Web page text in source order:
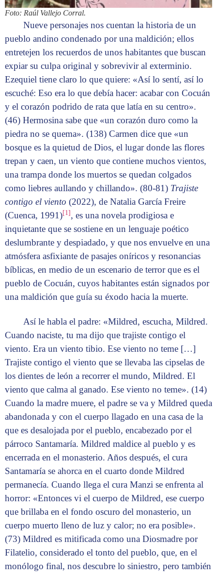
Foto: Raúl Vallejo Corral.
Nueve personajes nos cuentan la historia de un
pueblo andino condenado por una maldición; ellos
entretejen los recuerdos de unos habitantes que buscan
expiar su culpa original y sobrevivir al exterminio.
Ezequiel tiene claro lo que quiere: «Así lo sentí, así lo
escuché: Eso era lo que debía hacer: acabar con Cocuán
y el corazón podrido de rata que latía en su centro».
(46) Hermosina sabe que «un corazón duro como la
piedra no se quema». (138) Carmen dice que «un
bosque es la quietud de Dios, el lugar donde las flores
trepan y caen, un viento que contiene muchos vientos,
una trampa donde los muertos se quedan colgados
como liebres aullando y chillando». (80-81) Trajiste
contigo el viento (2022), de Natalia García Freire
(Cuenca, 1991)[1], es una novela prodigiosa e
inquietante que se sostiene en un lenguaje poético
deslumbrante y despiadado, y que nos envuelve en una
atmósfera asfixiante de pasajes oníricos y resonancias
bíblicas, en medio de un escenario de terror que es el
pueblo de Cocuán, cuyos habitantes están signados por
una maldición que guía su éxodo hacia la muerte.
Así le habla el padre: «Mildred, escucha, Mildred.
Cuando naciste, tu ma dijo que trajiste contigo el
viento. Era un viento tibio. Ese viento no teme […]
Trajiste contigo el viento que se llevaba las cipselas de
los dientes de león a recorrer el mundo, Mildred. El
viento que calma al ganado. Ese viento no teme». (14)
Cuando la madre muere, el padre se va y Mildred queda
abandonada y con el cuerpo llagado en una casa de la
que es desalojada por el pueblo, encabezado por el
párroco Santamaría. Mildred maldice al pueblo y es
encerrada en el monasterio. Años después, el cura
Santamaría se ahorca en el cuarto donde Mildred
permanecía. Cuando llega el cura Manzi se enfrenta al
horror: «Entonces vi el cuerpo de Mildred, ese cuerpo
que brillaba en el fondo oscuro del monasterio, un
cuerpo muerto lleno de luz y calor; no era posible».
(73) Mildred es mitificada como una Diosmadre por
Filatelio, considerado el tonto del pueblo, que, en el
monólogo final, nos descubre lo siniestro, pero también